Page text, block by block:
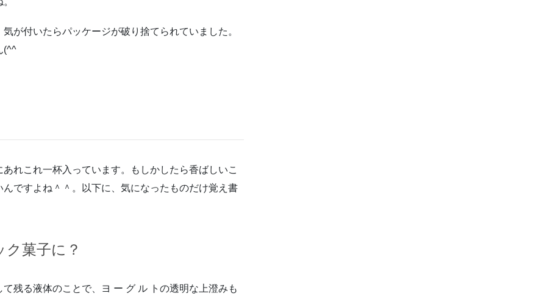
が付いたらパッケージが破り捨てられていました。
ゞ
れこれ一杯入っています。もしかしたら香ばしいこ
ですよね＾＾。以下に、気になったものだけ覚え書
菓子に？
残る液体のことで、ヨ ー グ ル トの透明な上澄みも